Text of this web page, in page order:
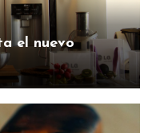
el nuevo